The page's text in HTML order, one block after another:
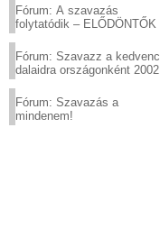
Fórum: A szavazás
folytatódik – ELŐDÖNTŐK
Fórum: Szavazz a kedvenc
dalaidra országonként 2002
Fórum: Szavazás a
mindenem!